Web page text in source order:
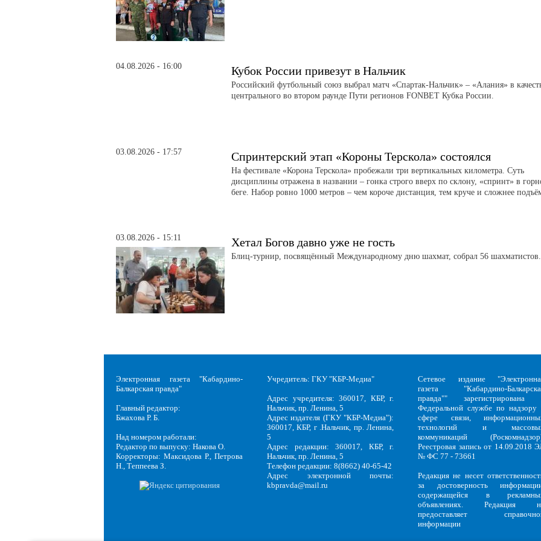
04.08.2026 - 16:00 Кубок России привезут в Нальчик
Российский футбольный союз выбрал матч «Спартак-Нальчик» – «Алания» в
центрального во втором раунде Пути регионов FONBET Кубка России.
03.08.2026 - 17:57 Спринтерский этап «Короны Терскола» состоялся
На фестивале «Корона Терскола» пробежали три вертикальных километра. Суть
дисциплины отражена в названии – гонка строго вверх по склону, «спринт» в
беге. Набор ровно 1000 метров – чем короче дистанция, тем круче и сложнее
03.08.2026 - 15:11 Хетал Богов давно уже не гость
Блиц-турнир, посвящённый Международному дню шахмат, собрал 56 шахматистов.
Электронная газета "Кабардино-
Балкарская правда"
Главный редактор:
Бжахова Р. Б.
Над номером работали:
Редактор по выпуску: Накова О.
Корректоры: Максидова Р., Петрова
Н., Теппеева З.
Учредитель: ГКУ "КБР-Медиа"
Адрес учредителя: 360017, КБР, г.
Нальчик, пр. Ленина, 5
Адрес издателя (ГКУ "КБР-Медиа"):
360017, КБР, г .Нальчик, пр. Ленина,
5
Адрес редакции: 360017, КБР, г.
Нальчик, пр. Ленина, 5
Телефон редакции: 8(8662) 40-65-42
Адрес электронной почты:
kbpravda@mail.ru
Сетевое издание
газета "Кабардино-
правда"" зарегистрирована
Федеральной службе по надзору
сфере связи,
технологий и
коммуникаций
Реестровая запись от 14.09.2018
№ ФС 77 - 73661
Редакция не несет
за достоверность
содержащейся в
объявлениях. Редакция
предоставляет
информации